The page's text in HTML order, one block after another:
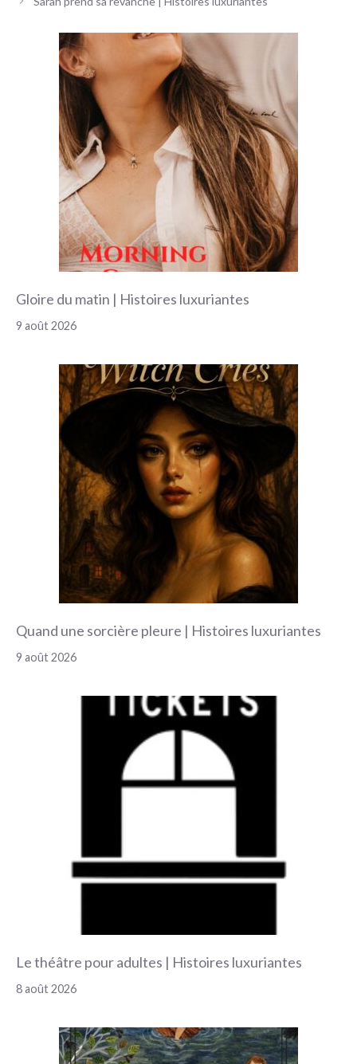
Gloire du matin | Histoires luxuriantes
9 août 2026
Quand une sorcière pleure | Histoires luxuriantes
9 août 2026
Le théâtre pour adultes | Histoires luxuriantes
8 août 2026